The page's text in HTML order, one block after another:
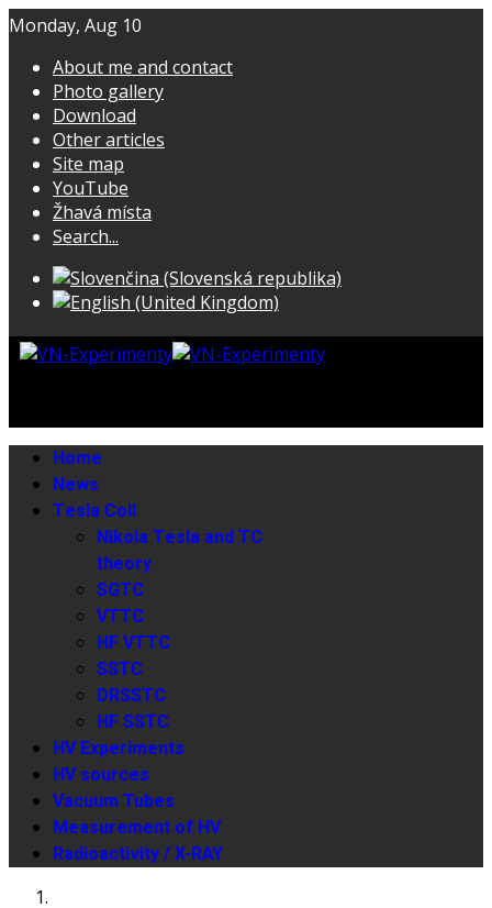
Monday, Aug 10
About me and contact
Photo gallery
Download
Other articles
Site map
YouTube
Žhavá místa
Search...
Home
News
Tesla Coil
Nikola Tesla and TC
theory
SGTC
VTTC
HF VTTC
SSTC
DRSSTC
HF SSTC
HV Experiments
HV sources
Vacuum Tubes
Measurement of HV
Radioactivity / X-RAY